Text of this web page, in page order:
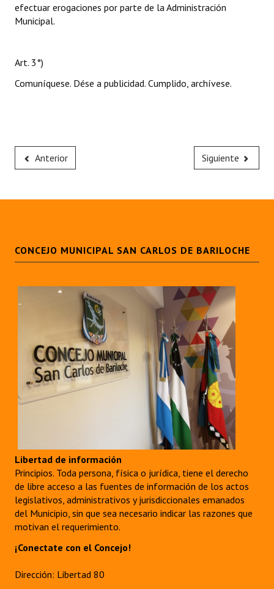
efectuar erogaciones por parte de la Administración
Municipal.
Art. 3°)
Comuníquese. Dése a publicidad. Cumplido, archívese.
Anterior Siguiente
CONCEJO MUNICIPAL SAN CARLOS DE BARILOCHE
Libertad de información
Principios. Toda persona, física o jurídica, tiene el derecho
de libre acceso a las fuentes de información de los actos
legislativos, administrativos y jurisdiccionales emanados
del Municipio, sin que sea necesario indicar las razones que
motivan el requerimiento.
¡Conectate con el Concejo!
Dirección: Libertad 80